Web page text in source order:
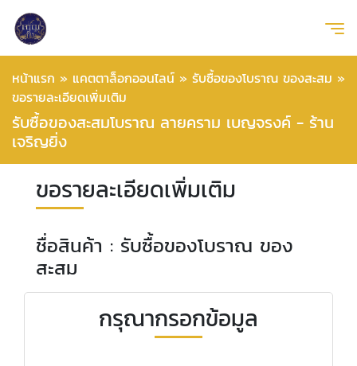
หน้าแรก » แคตตาล็อกออนไลน์ » รับซื้อของโบราณ ของสะสม »
ขอรายละเอียดเพิ่มเติม
รับซื้อของสะสมโบราณ ลายคราม เบญจรงค์ - ร้าน
เจริญยิ่ง
ขอรายละเอียดเพิ่มเติม
ชื่อสินค้า : รับซื้อของโบราณ ของ
สะสม
กรุณากรอกข้อมูล